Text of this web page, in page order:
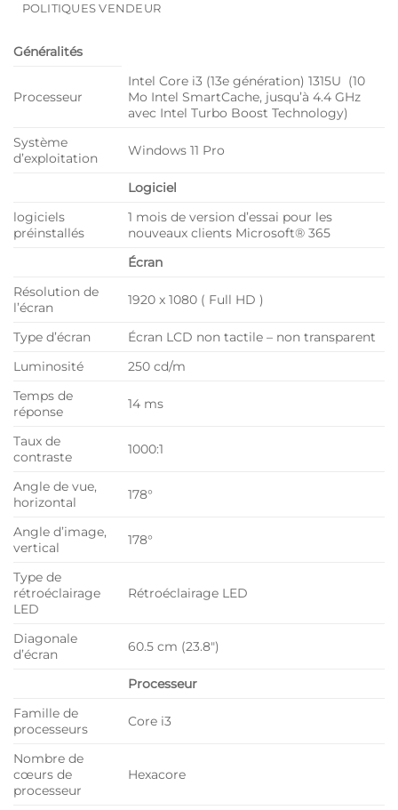
POLITIQUES VENDEUR
Généralités
Processeur
Intel Core i3 (13e génération) 1315U (10
Mo Intel SmartCache, jusqu’à 4.4 GHz
avec Intel Turbo Boost Technology)
Système
d’exploitation
Windows 11 Pro
Logiciel
logiciels
préinstallés
1 mois de version d’essai pour les
nouveaux clients Microsoft® 365
Écran
Résolution de
l’écran
1920 x 1080 ( Full HD )
Type d’écran
Écran LCD non tactile – non transparent
Luminosité
250 cd/m
Temps de
réponse
14 ms
Taux de
contraste
1000:1
Angle de vue,
horizontal
178°
Angle d’image,
vertical
178°
Type de
rétroéclairage
LED
Rétroéclairage LED
Diagonale
d’écran
60.5 cm (23.8″)
Processeur
Famille de
processeurs
Core i3
Nombre de
cœurs de
processeur
Hexacore